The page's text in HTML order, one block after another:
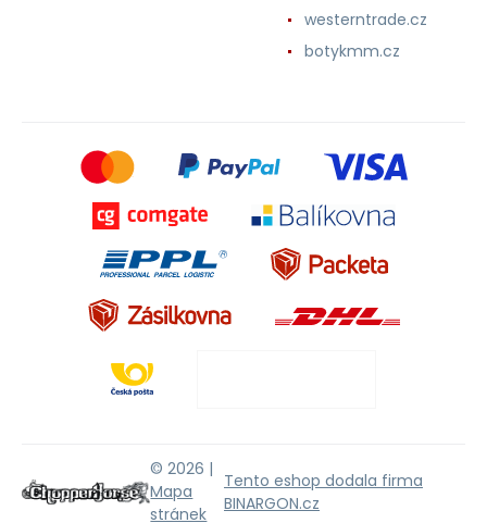
westerntrade.cz
botykmm.cz
© 2026 |
Mapa
stránek
Tento eshop dodala firma
BINARGON.cz